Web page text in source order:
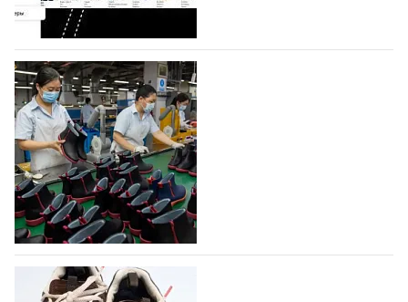
На платформе Lamoda - новый раздел и
условия продвижения локальных
дизайнерских марок
Российский маркетплейс Lamoda решил обновить
раздел для продажи продукции локальных
дизайнерских марок одежды, обуви и аксессуаров.
Бренды также получат маркетинговую…
06.08.2026 281
Объем мирового производства обуви в